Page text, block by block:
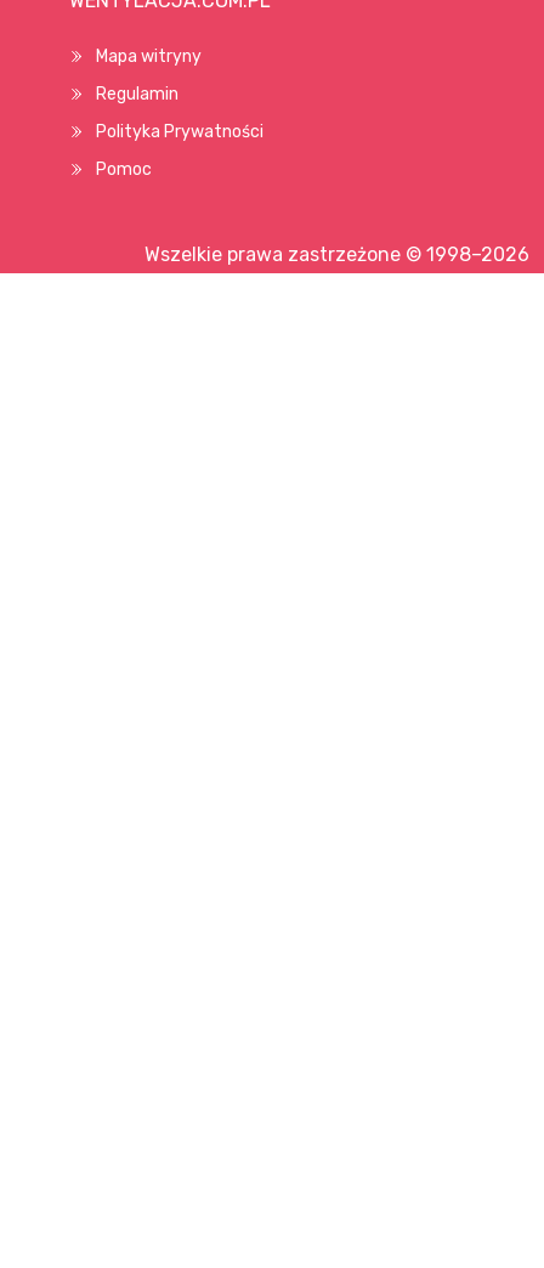
Mapa witryny
Regulamin
Polityka Prywatności
Pomoc
Wszelkie prawa zastrzeżone © 1998–2026